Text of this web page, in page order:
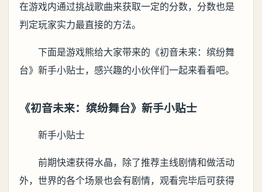
在游戏内通过挑战歌曲来获取一定的分数，分数也是
判定玩家实力最直接的方法。
下面是游戏熊给大家带来的《初音未来：缤纷舞
台》新手小贴士，感兴趣的小伙伴们一起来看看吧。
《初音未来：缤纷舞台》新手小贴士
新手小贴士
前期快速获得水晶，除了推荐主线剧情和做活动
外，世界的各个场景也会有剧情，观看完毕后可获得